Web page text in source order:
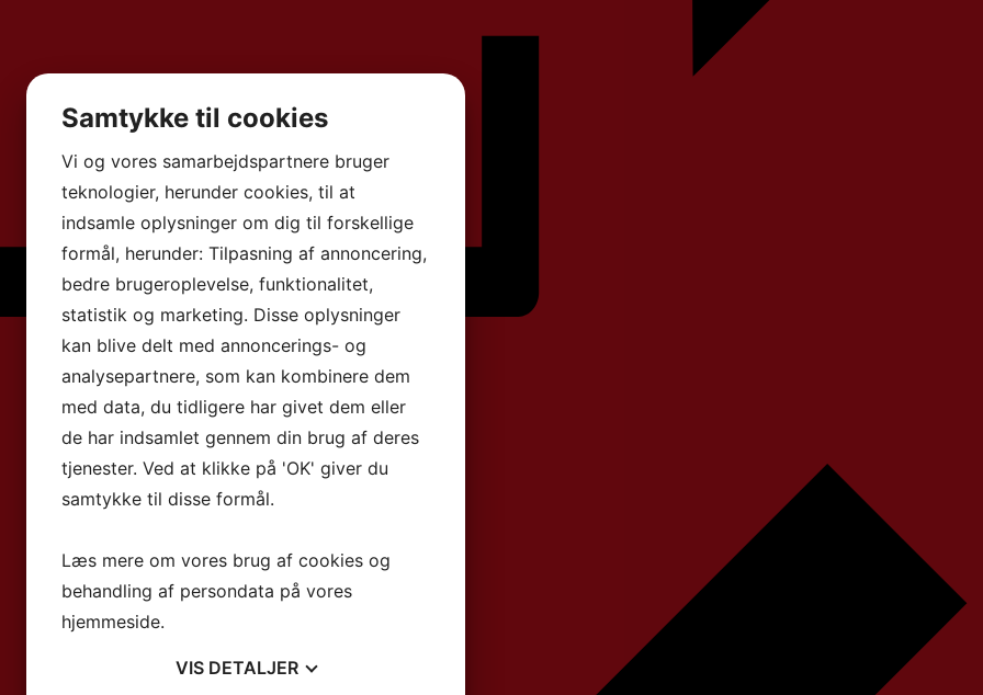
Samtykke til cookies
Vi og vores samarbejdspartnere bruger
teknologier, herunder cookies, til at
indsamle oplysninger om dig til forskellige
formål, herunder: Tilpasning af annoncering,
bedre brugeroplevelse, funktionalitet,
statistik og marketing. Disse oplysninger
kan blive delt med annoncerings- og
analysepartnere, som kan kombinere dem
med data, du tidligere har givet dem eller
de har indsamlet gennem din brug af deres
tjenester. Ved at klikke på 'OK' giver du
samtykke til disse formål.
Læs mere om vores brug af cookies og
behandling af persondata på vores
hjemmeside.
VIS DETALJER